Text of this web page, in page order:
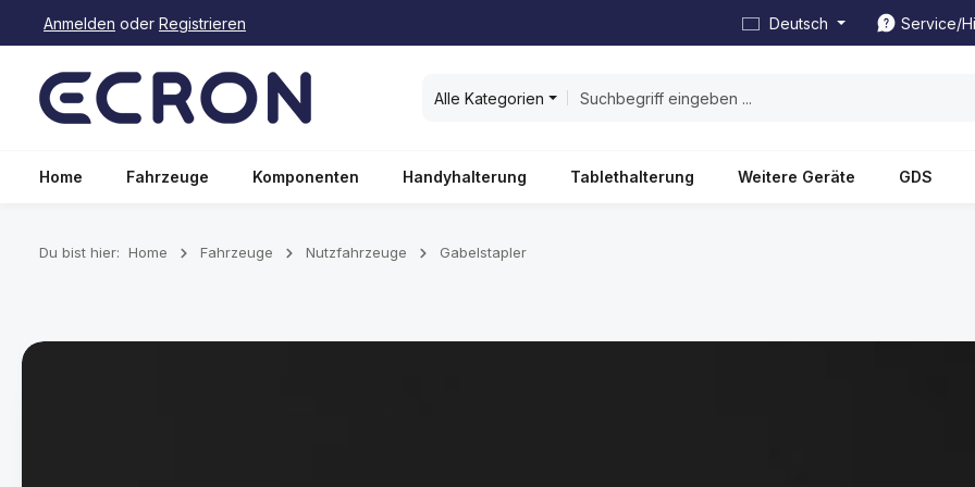
Zur Hauptnavigation springen
Anmelden oder Registrieren Deutsch Service/
Alle Kategorien
Home Fahrzeuge Komponenten Handyhalterung Tablethalterung Weitere Geräte GDS
Du bist hier: Home Fahrzeuge Nutzfahrzeuge Gabelstapler
Bildergalerie überspringen